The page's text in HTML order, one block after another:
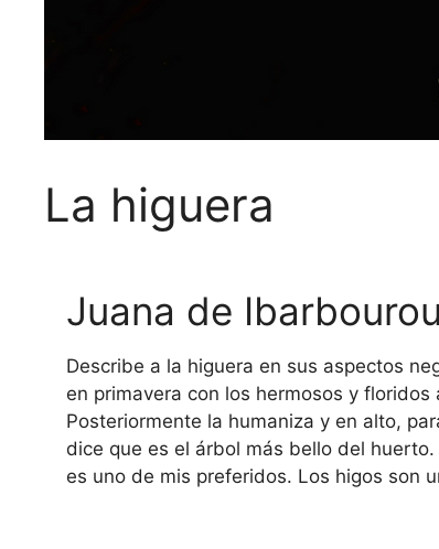
La higuera
Juana de Ibarbourou
Describe a la higuera en sus aspectos
en primavera con los hermosos y floridos
Posteriormente la humaniza y en alto,
dice que es el árbol más bello del
es uno de mis preferidos. Los higos son